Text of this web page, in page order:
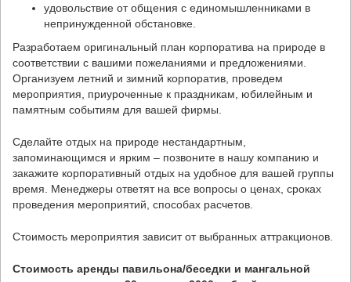
удовольствие от общения с единомышленниками в
непринужденной обстановке.
Разработаем оригинальный план корпоратива на природе в
соответствии с вашими пожеланиями и предложениями.
Организуем летний и зимний корпоратив, проведем
мероприятия, приуроченные к праздникам, юбилейным и
памятным событиям для вашей фирмы.
Сделайте отдых на природе нестандартным,
запоминающимся и ярким – позвоните в нашу компанию и
закажите корпоративный отдых на удобное для вашей группы
время. Менеджеры ответят на все вопросы о ценах, сроках
проведения мероприятий, способах расчетов.
Стоимость мероприятия зависит от выбранных аттракционов.
Стоимость аренды павильона/беседки и мангальной